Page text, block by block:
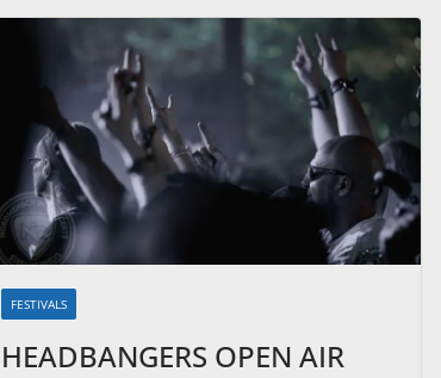
FESTIVALS
HEADBANGERS OPEN AIR